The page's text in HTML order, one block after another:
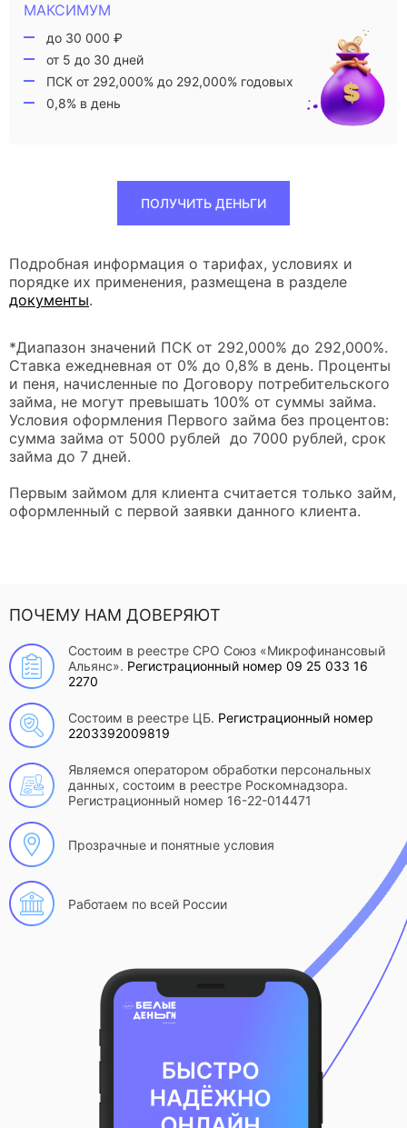
МАКСИМУМ
до 30 000 ₽
от 5 до 30 дней
ПСК от 292,000% до 292,000% годовых
0,8% в день
ПОЛУЧИТЬ ДЕНЬГИ
Подробная информация о тарифах, условиях и
порядке их применения, размещена в разделе
документы.
*Диапазон значений ПСК от 292,000% до 292,000%.
Ставка ежедневная от 0% до 0,8% в день. Проценты
и пеня, начисленные по Договору потребительского
займа, не могут превышать 100% от суммы займа.
Условия оформления Первого займа без процентов:
сумма займа от 5000 рублей до 7000 рублей, срок
займа до 7 дней.
Первым займом для клиента считается только займ,
оформленный с первой заявки данного клиента.
ПОЧЕМУ НАМ ДОВЕРЯЮТ
Состоим в реестре СРО Союз «Микрофинансовый
Альянс». Регистрационный номер 09 25 033 16
2270
Состоим в реестре ЦБ. Регистрационный номер
2203392009819
Являемся оператором обработки персональных
данных, состоим в реестре Роскомнадзора.
Регистрационный номер 16-22-014471
Прозрачные и понятные условия
Работаем по всей России